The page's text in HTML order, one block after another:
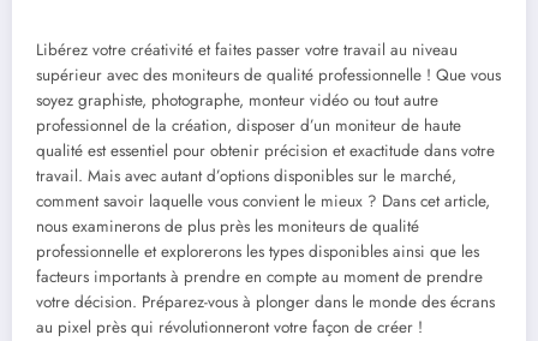
Libérez votre créativité et faites passer votre travail au niveau
supérieur avec des moniteurs de qualité professionnelle ! Que vous
soyez graphiste, photographe, monteur vidéo ou tout autre
professionnel de la création, disposer d’un moniteur de haute
qualité est essentiel pour obtenir précision et exactitude dans votre
travail. Mais avec autant d’options disponibles sur le marché,
comment savoir laquelle vous convient le mieux ? Dans cet article,
nous examinerons de plus près les moniteurs de qualité
professionnelle et explorerons les types disponibles ainsi que les
facteurs importants à prendre en compte au moment de prendre
votre décision. Préparez-vous à plonger dans le monde des écrans
au pixel près qui révolutionneront votre façon de créer !